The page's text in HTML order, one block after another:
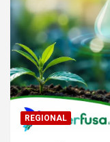
REGIONAL